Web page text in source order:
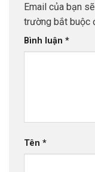
Email của bạn
trường bắt buộc
Bình luận *
Tên *